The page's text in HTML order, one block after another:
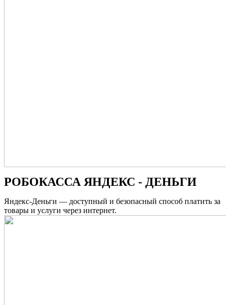
РОБОКАССА ЯНДЕКС - ДЕНЬГИ
Яндекс-Деньги — доступный и безопасный способ платить за
товары и услуги через интернет.